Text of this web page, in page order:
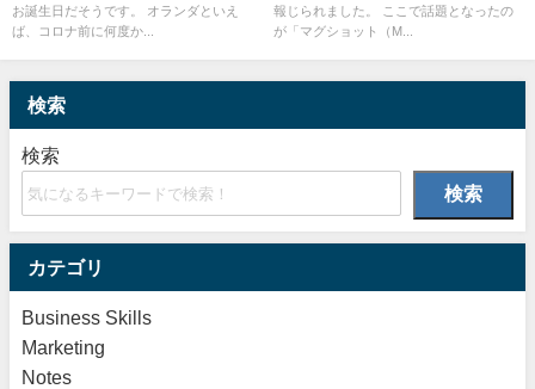
お誕生日だそうです。 オランダといえ
ば、コロナ前に何度か...
報じられました。 ここで話題となったの
が「マグショット（M...
検索
検索
検索
カテゴリ
Business Skills
Marketing
Notes